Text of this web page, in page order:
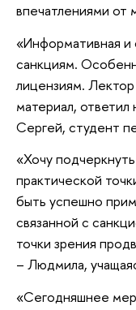
впечатлениями от
«Информативная и
санкциям.
лицензиям.
материал,
Сергей, студент
«Хочу
практической
быть успешно
связанной с
точки зрения
– Людмила,
«Сегодняшнее